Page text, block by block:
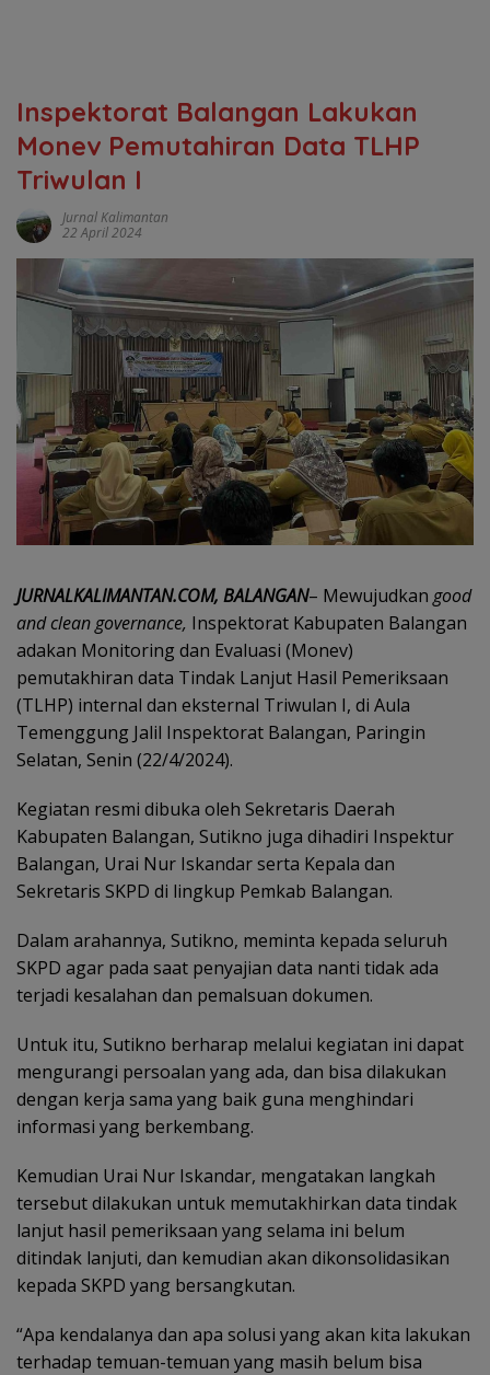
Inspektorat Balangan Lakukan
Monev Pemutahiran Data TLHP
Triwulan I
Jurnal Kalimantan
22 April 2024
JURNALKALIMANTAN.COM, BALANGAN– Mewujudkan good
and clean governance, Inspektorat Kabupaten Balangan
adakan Monitoring dan Evaluasi (Monev)
pemutakhiran data Tindak Lanjut Hasil Pemeriksaan
(TLHP) internal dan eksternal Triwulan I, di Aula
Temenggung Jalil Inspektorat Balangan, Paringin
Selatan, Senin (22/4/2024).
Kegiatan resmi dibuka oleh Sekretaris Daerah
Kabupaten Balangan, Sutikno juga dihadiri Inspektur
Balangan, Urai Nur Iskandar serta Kepala dan
Sekretaris SKPD di lingkup Pemkab Balangan.
Dalam arahannya, Sutikno, meminta kepada seluruh
SKPD agar pada saat penyajian data nanti tidak ada
terjadi kesalahan dan pemalsuan dokumen.
Untuk itu, Sutikno berharap melalui kegiatan ini dapat
mengurangi persoalan yang ada, dan bisa dilakukan
dengan kerja sama yang baik guna menghindari
informasi yang berkembang.
Kemudian Urai Nur Iskandar, mengatakan langkah
tersebut dilakukan untuk memutakhirkan data tindak
lanjut hasil pemeriksaan yang selama ini belum
ditindak lanjuti, dan kemudian akan dikonsolidasikan
kepada SKPD yang bersangkutan.
“Apa kendalanya dan apa solusi yang akan kita lakukan
terhadap temuan-temuan yang masih belum bisa